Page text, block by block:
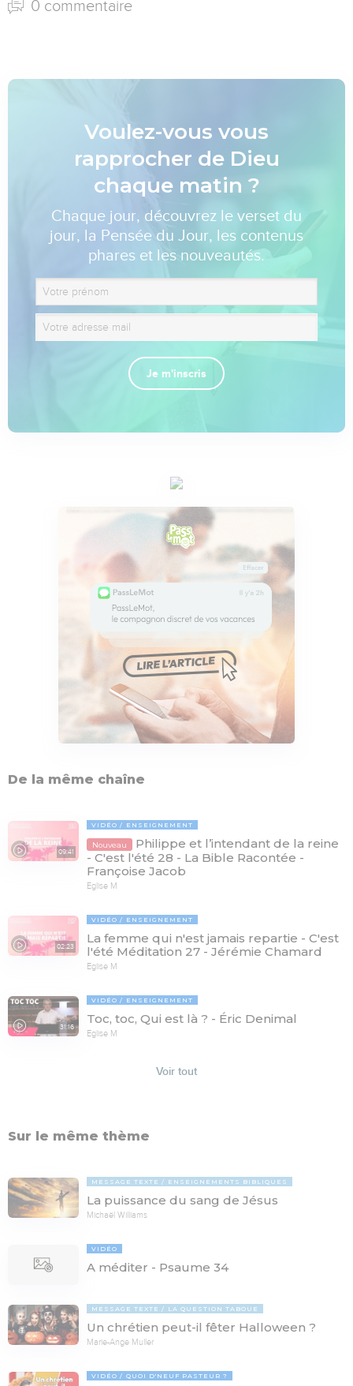
0 commentaire
Voulez-vous vous
rapprocher de Dieu
chaque matin ?
Chaque jour, découvrez le verset du
jour, la Pensée du Jour, les contenus
phares et les nouveautés.
Je m'inscris
De la même chaîne
09:41
VIDÉO ENSEIGNEMENT
Nouveau
Philippe et l’intendant de la reine
- C'est l'été 28 - La Bible Racontée -
Françoise Jacob
Eglise M
02:23
VIDÉO ENSEIGNEMENT
La femme qui n'est jamais repartie - C'est
l'été Méditation 27 - Jérémie Chamard
Eglise M
31:16
VIDÉO ENSEIGNEMENT
Toc, toc, Qui est là ? - Éric Denimal
Eglise M
Voir tout
Sur le même thème
MESSAGE TEXTE ENSEIGNEMENTS BIBLIQUES
La puissance du sang de Jésus
Michaël Williams
VIDÉO
A méditer - Psaume 34
MESSAGE TEXTE LA QUESTION TABOUE
Un chrétien peut-il fêter Halloween ?
Marie-Ange Muller
VIDÉO QUOI D'NEUF PASTEUR ?